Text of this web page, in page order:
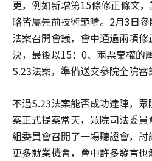
更，例如新增第15條修正條文
略皆屬先前技術範疇。2月3日
法案召開會議，會中通過兩項
決，最後以15：0、兩票棄權的
S.23法案，準備送交參院全院審
不過S.23法案能否成功達陣，
案正式提案當天，眾院司法委
組委員會召開了一場聽證會，
更多就業機會，會中許多發言